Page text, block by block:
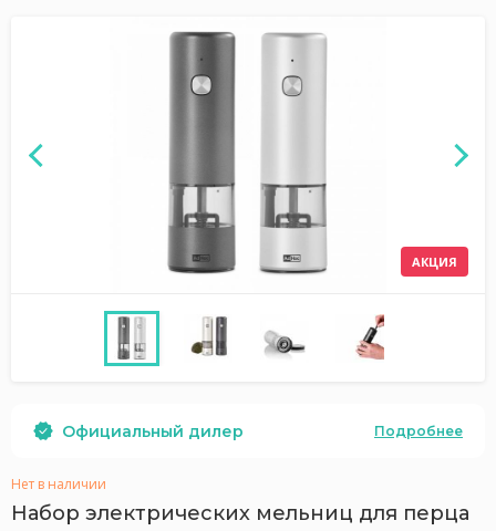
АКЦИЯ
Официальный дилер Подробнее
Нет в наличии
Набор электрических мельниц для перца